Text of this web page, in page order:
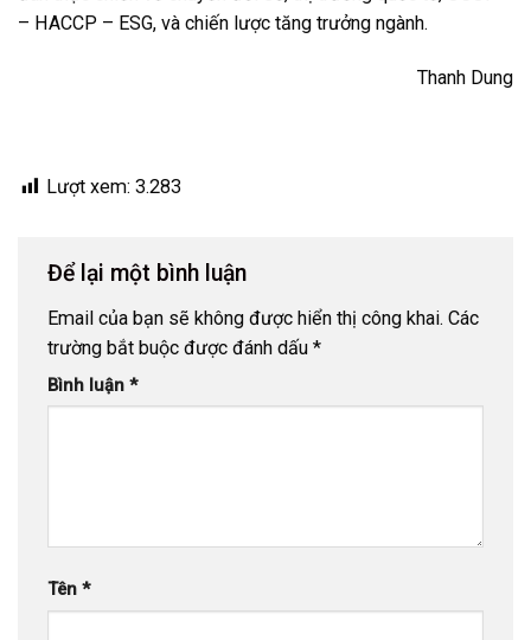
– HACCP – ESG, và chiến lược tăng trưởng ngành.
Thanh Dung
Lượt xem: 3.283
Để lại một bình luận
Email của bạn sẽ không được hiển thị công khai. Các
trường bắt buộc được đánh dấu *
Bình luận *
Tên *